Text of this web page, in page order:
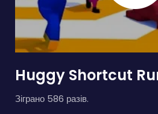
Huggy Shortcut
Зіграно 586 разів.